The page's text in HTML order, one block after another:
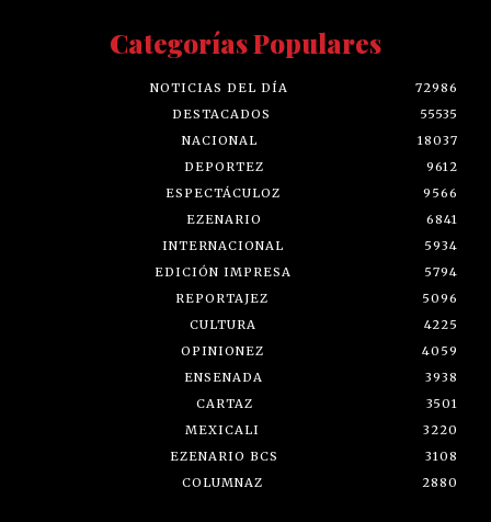
Categorías Populares
NOTICIAS DEL DÍA
72986
DESTACADOS
55535
NACIONAL
18037
DEPORTEZ
9612
ESPECTÁCULOZ
9566
EZENARIO
6841
INTERNACIONAL
5934
EDICIÓN IMPRESA
5794
REPORTAJEZ
5096
CULTURA
4225
OPINIONEZ
4059
ENSENADA
3938
CARTAZ
3501
MEXICALI
3220
EZENARIO BCS
3108
COLUMNAZ
2880